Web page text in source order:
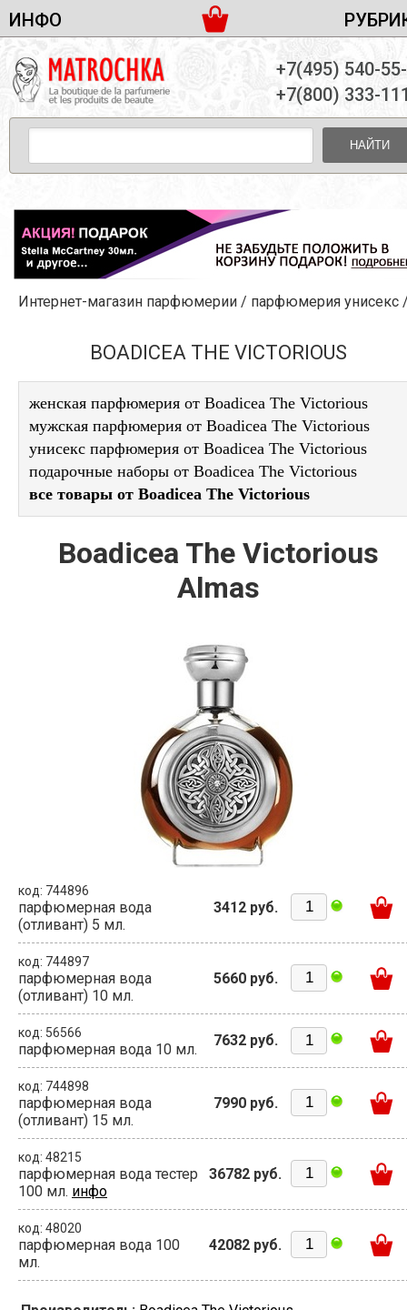
ИНФО
ДОСТАВКА И ОПЛАТА
ПАРТНЕРСТВО
КОНТАКТЫ
ЖЕНСКАЯ ПАРФЮМЕРИЯ
МУЖСКАЯ ПАРФЮМЕРИЯ
УНИСЕКС ПАРФЮМЕРИЯ
ЖЕНСКИЕ НАБОРЫ
МУЖСКИЕ НАБОРЫ
УНИСЕКС НАБОРЫ
УХОД ЗА ЛИЦОМ
УХОД ЗА ТЕЛОМ
ДЕКОРАТИВНАЯ КОСМЕТИКА
+7(495) 540-
+7(800) 333-
НАЙТИ
Интернет-магазин парфюмерии / парфюмерия унисекс
BOADICEA THE VICTORIOUS
женская парфюмерия от Boadicea The Victorious
мужская парфюмерия от Boadicea The Victorious
унисекс парфюмерия от Boadicea The Victorious
подарочные наборы от Boadicea The Victorious
все товары от Boadicea The Victorious
Boadicea The Victorious
Almas
код: 744896
парфюмерная вода
(отливант) 5 мл.
3412 руб.
код: 744897
парфюмерная вода
(отливант) 10 мл.
5660 руб.
код: 56566
парфюмерная вода 10 мл.
7632 руб.
код: 744898
парфюмерная вода
(отливант) 15 мл.
7990 руб.
код: 48215
парфюмерная вода тестер
100 мл. инфо
36782 руб.
код: 48020
парфюмерная вода 100
мл.
42082 руб.